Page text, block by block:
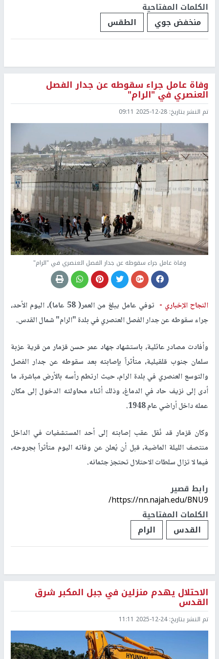
الكلمات المفتاحية
منخفض جوي
الطقس
وفاة عامل جراء سقوطه عن جدار الفصل
العنصري في "الرام"
تم النشر بتاريخ: 2025-12-28 09:11
وفاة عامل جراء سقوطه عن جدار الفصل العنصري في "الرام"
النجاح الإخباري -
توفي عامل يبلغ من العمر( 58 عاما)، اليوم الأحد،
جراء سقوطه عن جدار الفصل العنصري في بلدة "الرام" شمال القدس.
وأفادت مصادر عائلية، باستشهاد جهاد عمر حسن قزمار من قرية عزبة
سلمان جنوب قلقيلية، متأثراً بإصابته بعد سقوطه عن جدار الفصل
والتوسع العنصري في بلدة الرام، حيث ارتطم رأسه بالأرض مباشرة، ما
أدى إلى نزيف حاد في الدماغ، وذلك أثناء محاولته الدخول إلى مكان
عمله داخل أراضي عام 1948.
وكان قزمار قد نُقل عقب إصابته إلى أحد المستشفيات في الداخل
منتصف الليلة الماضية، قبل أن يُعلن عن وفاته اليوم متأثراً بجروحه،
فيما لا تزال سلطات الاحتلال تحتجز جثمانه.
رابط قصير
https://nn.najah.edu/BNU9/
الكلمات المفتاحية
القدس
الرام
الاحتلال يهدم منزلين في جبل المكبر شرق
القدس
تم النشر بتاريخ:2025-12-24 11:11